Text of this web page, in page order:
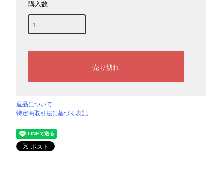
購入数
返品について
特定商取引法に基づく表記